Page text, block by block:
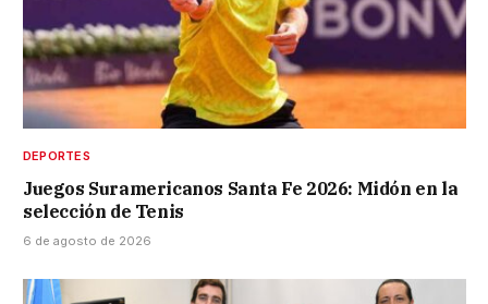
DEPORTES
Juegos Suramericanos Santa Fe 2026: Midón en la
selección de Tenis
6 de agosto de 2026